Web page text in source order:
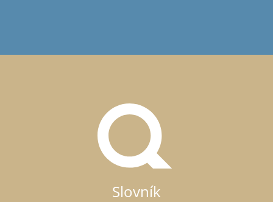
Slovník